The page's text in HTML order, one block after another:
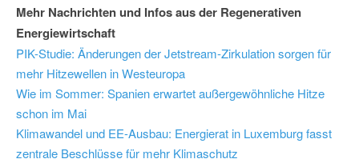
Mehr Nachrichten und Infos aus der Regenerativen
Energiewirtschaft
PIK-Studie: Änderungen der Jetstream-Zirkulation sorgen für
mehr Hitzewellen in Westeuropa
Wie im Sommer: Spanien erwartet außergewöhnliche Hitze
schon im Mai
Klimawandel und EE-Ausbau: Energierat in Luxemburg fasst
zentrale Beschlüsse für mehr Klimaschutz